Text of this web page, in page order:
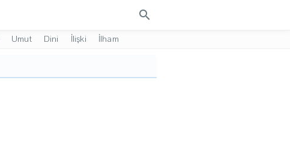
search
Umut Dini İlişki İlham